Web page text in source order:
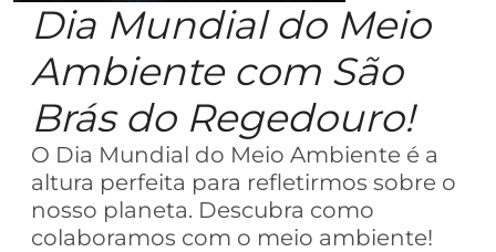
Dia Mundial do Meio
Ambiente com São
Brás do Regedouro!
O Dia Mundial do Meio Ambiente é a
altura perfeita para refletirmos sobre o
nosso planeta. Descubra como
colaboramos com o meio ambiente!